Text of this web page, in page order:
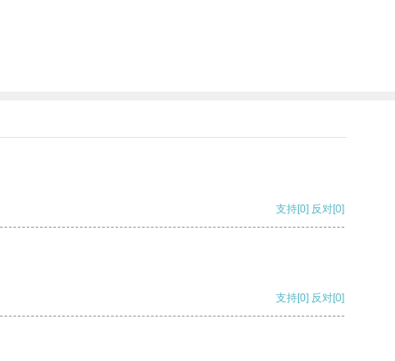
支持[0] 反对[0]
支持[0] 反对[0]